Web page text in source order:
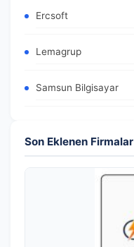
Ercsoft
Lemagrup
Samsun Bilgisayar
Son Eklenen Firmalar